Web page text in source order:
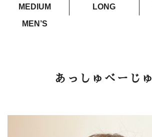
MEDIUM
LONG
MEN’S
あっしゅべーじゅ